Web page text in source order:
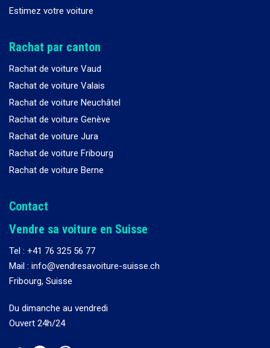
Estimez votre voiture
Rachat par canton
Rachat de voiture Vaud
Rachat de voiture Valais
Rachat de voiture Neuchâtel
Rachat de voiture Genève
Rachat de voiture Jura
Rachat de voiture Fribourg
Rachat de voiture Berne
Contact
Vendre sa voiture en Suisse
Tel : +41 76 325 56 77
Mail : info@vendresavoiture-suisse.ch
Fribourg, Suisse
Du dimanche au vendredi
Ouvert 24h/24